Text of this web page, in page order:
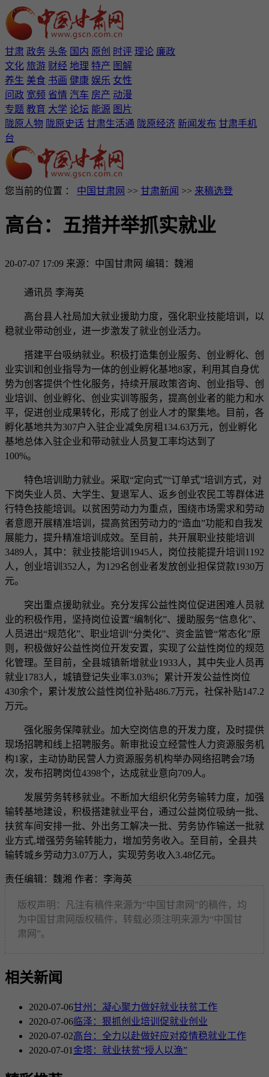
甘肃 政务 头条 国内 原创 时评 理论 廉政
文化 旅游 财经 地理 特产 图解
养生 美食 书画 健康 娱乐 女性
问政 宽频 省情 汽车 房产 动漫
专题 教育 大学 论坛 能源 图片
陇原人物 陇原史话 甘肃生活通 陇原经济 新闻发布 甘肃手机
台
您当前的位置 ： 中国甘肃网 >> 甘肃新闻 >> 来稿选登
高台：五措并举抓实就业
20-07-07 17:09 来源：中国甘肃网 编辑：魏湘
通讯员 李海英
高台县人社局加大就业援助力度，强化职业技能培训，以
稳就业带动创业，进一步激发了就业创业活力。
搭建平台吸纳就业。积极打造集创业服务、创业孵化、创
业实训和创业指导为一体的创业孵化基地8家，利用其自身优
势为创客提供个性化服务，持续开展政策咨询、创业指导、创
业培训、创业孵化、创业实训等服务，提高创业者的能力和水
平，促进创业成果转化，形成了创业人才的聚集地。目前，各
孵化基地共为307户入驻企业减免房租134.63万元，创业孵化
基地总体入驻企业和带动就业人员复工率均达到了
100%。
特色培训助力就业。采取“定向式”“订单式”培训方式，对
下岗失业人员、大学生、复退军人、返乡创业农民工等群体进
行特色技能培训。以贫困劳动力为重点，围绕市场需求和劳动
者意愿开展精准培训，提高贫困劳动力的“造血”功能和自我发
展能力，提升精准培训成效。至目前，共开展职业技能培训
3489人，其中：就业技能培训1945人，岗位技能提升培训1192
人，创业培训352人，为129名创业者发放创业担保贷款1930万
元。
突出重点援助就业。充分发挥公益性岗位促进困难人员就
业的积极作用，坚持岗位设置“编制化”、援助服务“信息化”、
人员进出“规范化”、职业培训“分类化”、资金监管“常态化”原
则，积极做好公益性岗位开发安置，实现了公益性岗位的规范
化管理。至目前，全县城镇新增就业1933人，其中失业人员再
就业1783人，城镇登记失业率3.03%；累计开发公益性岗位
430余个，累计发放公益性岗位补贴486.7万元，社保补贴147.2
万元。
强化服务保障就业。加大空岗信息的开发力度，及时提供
现场招聘和线上招聘服务。新审批设立经营性人力资源服务机
构1家，主动协助民营人力资源服务机构举办网络招聘会7场
次，发布招聘岗位4398个，达成就业意向709人。
发展劳务转移就业。不断加大组织化劳务输转力度，加强
输转基地建设，积极搭建就业平台，通过公益岗位吸纳一批、
扶贫车间安排一批、外出务工解决一批、劳务协作输送一批就
业方式,增强劳务输转能力，增加劳务收入。至目前，全县共
输转城乡劳动力3.07万人，实现劳务收入3.48亿元。
责任编辑：魏湘 作者：李海英
版权声明：凡注有稿件来源为“中国甘肃网”的稿件，均
为中国甘肃网版权稿件，转载必须注明来源为“中国甘
肃网”。
相关新闻
2020-07-06甘州：凝心聚力做好就业扶贫工作
2020-07-06 临泽：狠抓创业培训促就业创业
2020-07-02高台：全力以赴做好应对疫情稳就业工作
2020-07-01金塔：就业扶贫“授人以渔”